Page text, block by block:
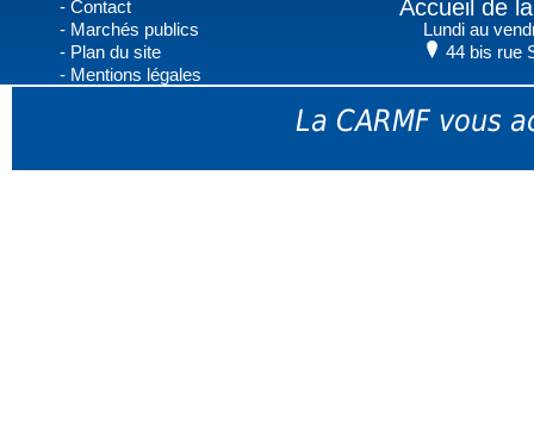
Contact
Marchés publics
Plan du site
Mentions légales
Accueil de
Lundi au
44 bis rue
La CARMF vous